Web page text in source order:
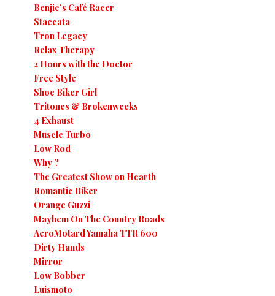
Benjie’s Café Racer
Staccata
Tron Legacy
Relax Therapy
2 Hours with the Doctor
Free Style
Shoe Biker Girl
Tritones & Brokenweeks
4 Exhaust
Muscle Turbo
Low Rod
Why ?
The Greatest Show on Hearth
Romantic Biker
Orange Guzzi
Mayhem On The Country Roads
AeroMotard Yamaha TTR 600
Dirty Hands
Mirror
Low Bobber
Luismoto